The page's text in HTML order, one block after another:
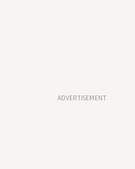
ADVERTISEMENT